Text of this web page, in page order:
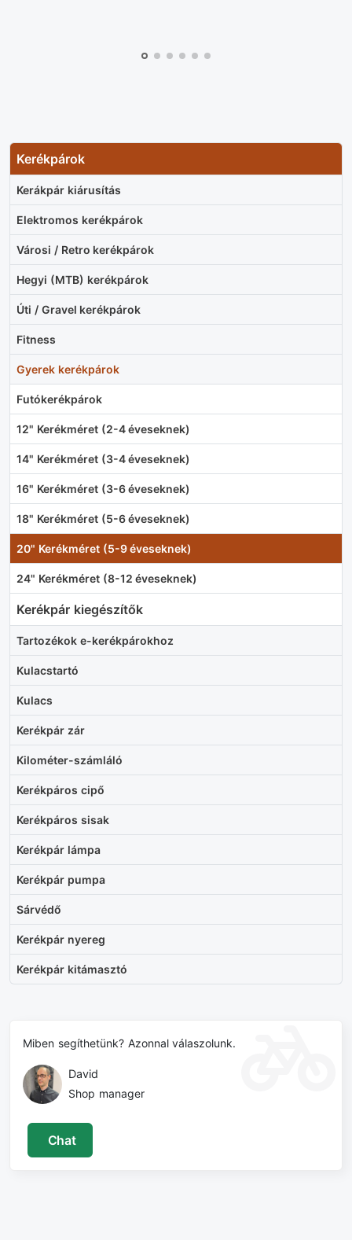
Kerékpárok
Kerákpár kiárusítás
Elektromos kerékpárok
Városi / Retro kerékpárok
Hegyi (MTB) kerékpárok
Úti / Gravel kerékpárok
Fitness
Gyerek kerékpárok
Futókerékpárok
12" Kerékméret (2-4 éveseknek)
14" Kerékméret (3-4 éveseknek)
16" Kerékméret (3-6 éveseknek)
18" Kerékméret (5-6 éveseknek)
20" Kerékméret (5-9 éveseknek)
24" Kerékméret (8-12 éveseknek)
Kerékpár kiegészítők
Tartozékok e-kerékpárokhoz
Kulacstartó
Kulacs
Kerékpár zár
Kilométer-számláló
Kerékpáros cipő
Kerékpáros sisak
Kerékpár lámpa
Kerékpár pumpa
Sárvédő
Kerékpár nyereg
Kerékpár kitámasztó
Miben segíthetünk? Azonnal válaszolunk.
David
Shop manager
Chat